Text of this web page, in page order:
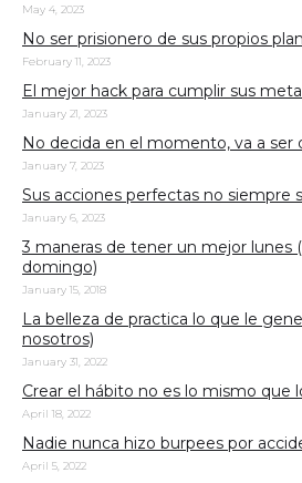
May 4, 2023
No ser prisionero de sus propios
February 11, 2023
El mejor hack para cumplir sus
January 21, 2023
No decida en el momento, va a ser
January 7, 2023
Sus acciones perfectas no siempre
January 6, 2023
3 maneras de tener un mejor lunes
domingo)
January 15, 2018
La belleza de practica lo que le
nosotros)
January 31, 2022
Crear el hábito no es lo mismo que
April 18, 2022
Nadie nunca hizo burpees por
April 5, 2022